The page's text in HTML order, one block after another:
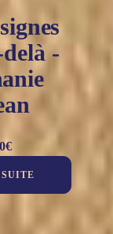
-
€